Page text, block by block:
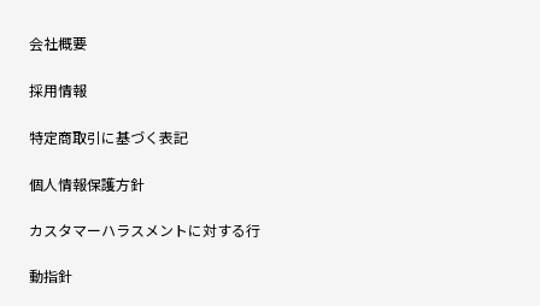
会社概要
採用情報
特定商取引に基づく表記
個人情報保護方針
カスタマーハラスメントに対する行
動指針